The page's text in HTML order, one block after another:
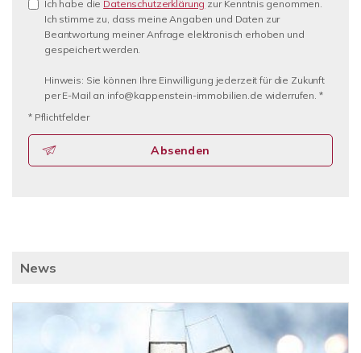
Ich habe die Datenschutzerklärung zur Kenntnis genommen.
Ich stimme zu, dass meine Angaben und Daten zur
Beantwortung meiner Anfrage elektronisch erhoben und
gespeichert werden.
Hinweis: Sie können Ihre Einwilligung jederzeit für die Zukunft
per E-Mail an info@kappenstein-immobilien.de widerrufen. *
* Pflichtfelder
Absenden
News